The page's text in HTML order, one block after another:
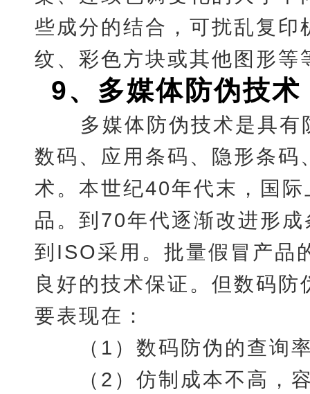
些成分的结合，可扰乱复
纹、彩色方块或其他图形等
9、 多媒体防伪技术
多媒体防伪技术是具
数码、应用条码、隐形条
术。本世纪40年代末，国
品。到70年代逐渐改进形
到ISO采用。批量假冒产品
良好的技术保证。但数码
要表现在：
（1）数码防伪的查询率
（2）仿制成本不高，容